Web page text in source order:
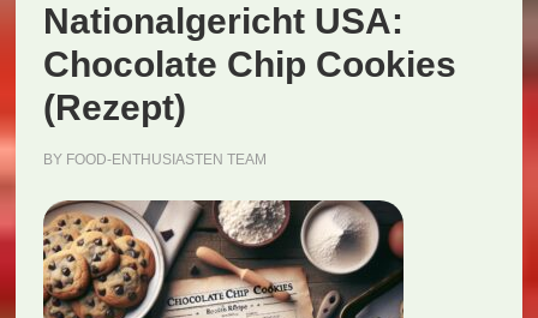
Nationalgericht USA:
Chocolate Chip Cookies
(Rezept)
BY FOOD-ENTHUSIASTEN TEAM